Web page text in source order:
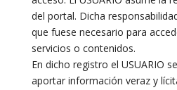
del portal. Dicha
que fuese necesario para
servicios o contenidos.
En dicho registro el USUARIO
aportar información veraz y